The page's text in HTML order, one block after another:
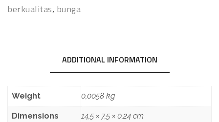
berkualitas, bunga
ADDITIONAL INFORMATION
Weight 0,0058 kg
Dimensions 14,5 × 7,5 × 0,24 cm